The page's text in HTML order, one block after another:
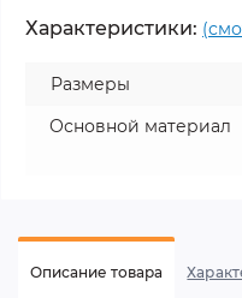
Характеристики:
Размеры
Основной материал
Описание товара